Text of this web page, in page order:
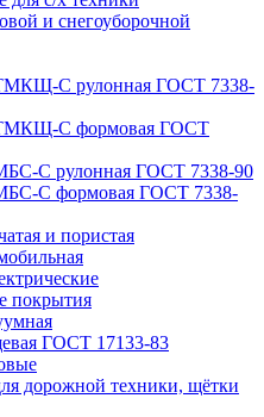
и снегоуборочной
С рулонная ГОСТ 7338-
ТМКЩ-С формовая ГОСТ
С рулонная ГОСТ 7338-90
С формовая ГОСТ 7338-
и пористая
покрытия
ГОСТ 17133-83
дорожной техники, щётки